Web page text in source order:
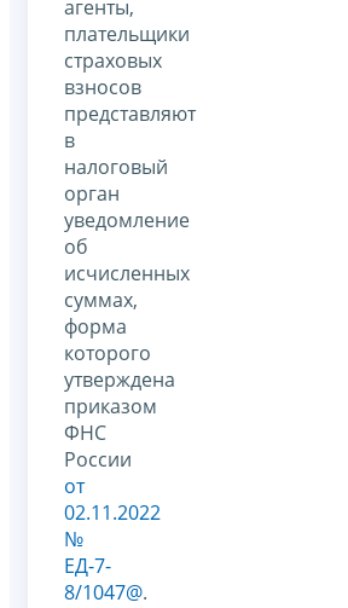
агенты,
плательщики
страховых
взносов
представляют
в
налоговый
орган
уведомление
об
исчисленных
суммах,
форма
которого
утверждена
приказом
ФНС
России
от
02.11.2022
№
ЕД-7-
8/1047@.